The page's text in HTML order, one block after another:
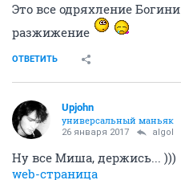
Это все одряхление Богини
разжижение
ОТВЕТИТЬ
Upjohn
универсальный маньяк
26 января 2017 аlgоl
Ну все Миша, держись... )))
web-страница